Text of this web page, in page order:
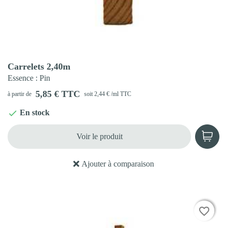
Ajouter à comparaison
Carrelets 2,40m
Essence : Pin
à partir de 5,85 € TTC soit 2,44 € /ml TTC
 En stock
Voir le produit
favorite_border
favorite_border